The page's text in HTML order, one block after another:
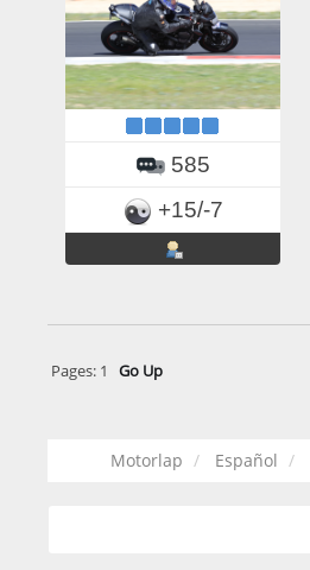
585
+15/-7
Pages: 1 Go Up
Motorlap Español